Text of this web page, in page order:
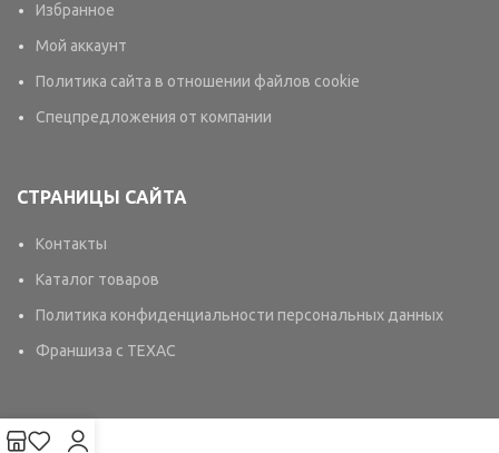
Избранное
Мой аккаунт
Политика сайта в отношении файлов cookie
Спецпредложения от компании
СТРАНИЦЫ САЙТА
Контакты
Каталог товаров
Политика конфиденциальности персональных данных
Франшиза с TEXAC